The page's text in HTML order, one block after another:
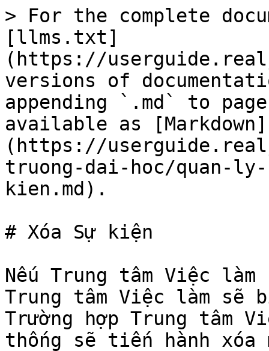
> For the complete
[llms.txt]
(https://
versions of
appending `.md` to
available as [Markdown]
(https://
truong-dai-hoc/quan-
kien.md).
# Xóa Sự kiện
Nếu Trung tâm Việc
Trung tâm Việc làm sẽ
Trường hợp Trung tâm
thống sẽ tiến hành